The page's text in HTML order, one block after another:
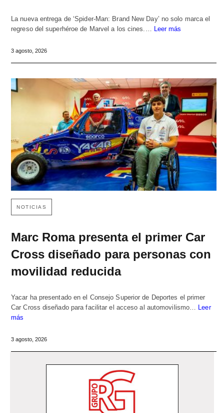
La nueva entrega de ‘Spider-Man: Brand New Day’ no solo marca el
regreso del superhéroe de Marvel a los cines.… Leer más
3 agosto, 2026
NOTICIAS
Marc Roma presenta el primer Car
Cross diseñado para personas con
movilidad reducida
Yacar ha presentado en el Consejo Superior de Deportes el primer
Car Cross diseñado para facilitar el acceso al automovilismo… Leer
más
3 agosto, 2026